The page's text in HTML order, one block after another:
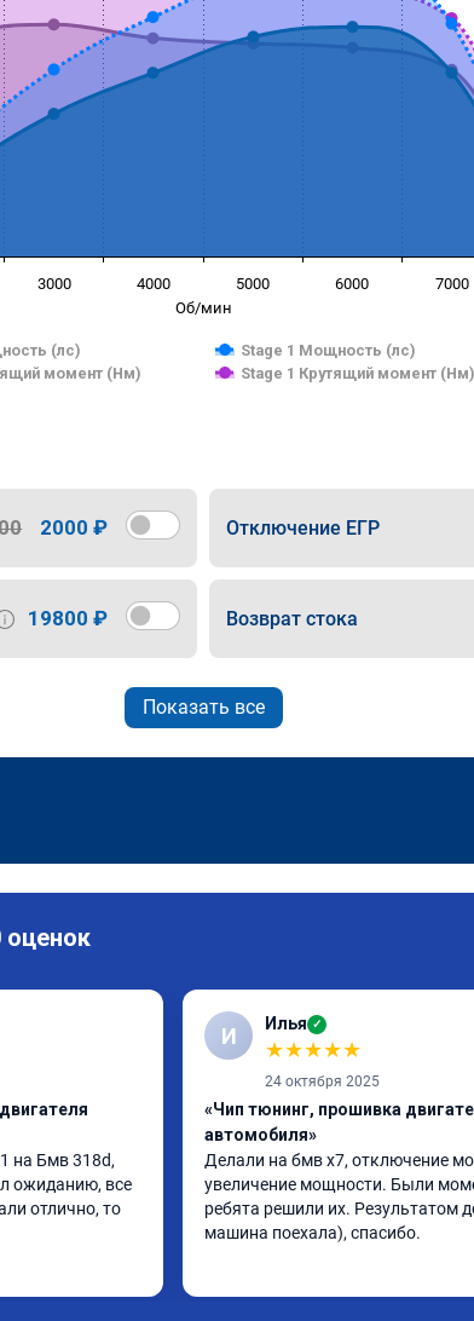
Об/мин
(лс)
Stage 1 Мощность (лс)
момент (Нм)
Stage 1 Крутящий момент (Нм)
3000 4000 5000 6000 7000
2000 ₽ Отключение ЕГР
19800 ₽ Возврат стока
Показать все
оценок
на Бмв 318d,
ожиданию, все
отлично, то
И Илья ✓
★★★★★
24 октября 2025
«Чип тюнинг, прошивка
автомобиля»
Делали на бмв х7, отключение
увеличение мощности. Были
ребята решили их. Результатом
машина поехала), спасибо.